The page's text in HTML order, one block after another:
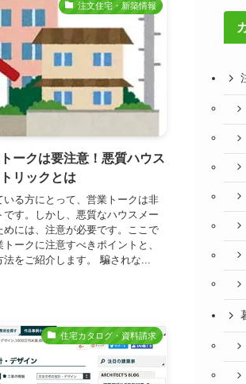
注文住宅・新築情報
ークは要注意！悪質ハウス
リックとは
いる方にとって、営業トークは非
す。しかし、悪質なハウスメー
めには、注意が必要です。ここで
ークに注意すべきポイントと、
法をご紹介します。 騙されな...
住宅カタログ・資料請求